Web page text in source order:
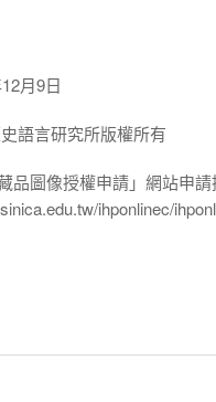
月9日
語言研究所版權所有
品圖像授權申請」網站申請
ihponlinec/